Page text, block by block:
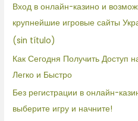
r
:
Вход в онлайн-казино и
крупнейшие игровые сайты
(sin título)
Как Сегодня Получить Доступ
Легко и Быстро
Без регистрации в онлайн-
выберите игру и начните!